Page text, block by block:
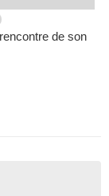
de son